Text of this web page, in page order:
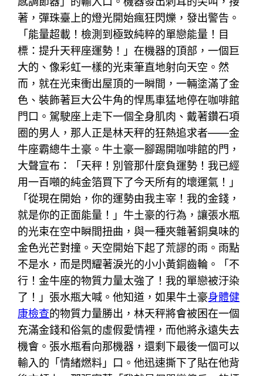
著，彈珠臺上的燈光開始瘋狂閃爍，發出警告。
「能量超載！檢測到極致純粹的單戀能量！目
標：提升天秤座運勢！」在機器的頂部，一個巨
大的、像彩虹一樣的光束筆直地射向天空。然
而，就在光束衝出屋頂的一瞬間，一輛塗滿了金
色、裝飾著巨大公牛角的悍馬車猛地停在咖啡館
門口。駕駛座上走下一個全身肌肉、戴著鑽石項
圈的男人，那人正是林天秤的狂熱追求者——金
牛座霸總牛土豪。牛土豪一腳踢開咖啡館的門，
大聲宣布：「天秤！別管那什麼負運勢！我已經
用一百噸的純金箔買下了今天所有的壞運氣！」
「從現在開始，你的運勢由我主宰！我的金錢，
就是你的正面能量！」牛土豪的行為，讓張水瓶
的光束在空中瞬間扭曲，與一種夾雜著銅臭味的
金色光芒對撞。天空開始下起了荒謬的雨。雨點
不是水，而是閃耀著淚光的小小黃銅齒輪。「不
行！金牛座的物質力量太強了！我的單戀被汙染
了！」張水瓶大喊。他知道，如果牛土豪身體健
康檢查的物質力量勝出，林天秤將會被困在一個
充滿金錢和俗氣的虛假愛情裡，而他將永遠失去
機會。張水瓶看向那機器，還剩下最後一個可以
輸入的「情緒燃料」口。他迅速撕下了貼在他背